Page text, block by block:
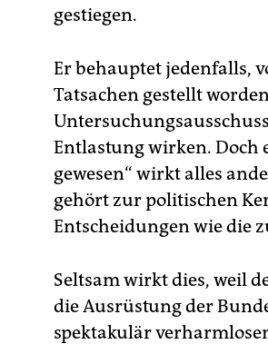
gestiegen.
Er behauptet jedenfalls,
Tatsachen gestellt
Entlastung wirken. Doch
gewesen“ wirkt alles
gehört zur politischen
Entscheidungen wie die
Seltsam wirkt dies, weil
die Ausrüstung der
spektakulär